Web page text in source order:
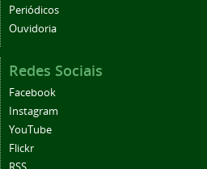
Periódicos
Ouvidoria
Redes Sociais
Facebook
Instagram
YouTube
Flickr